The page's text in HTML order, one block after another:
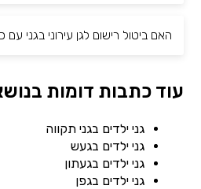
האם ביטול רישום לגן עירוני בגני
עוד כתבות דומות
גני ילדים בגני תקווה
גני ילדים בגעש
גני ילדים בגעתון
גני ילדים בגפן